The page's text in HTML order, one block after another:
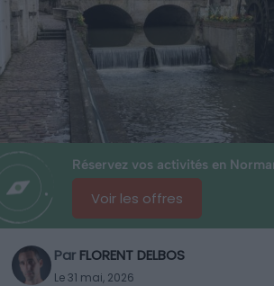
Réservez vos activités en
Voir les offres
Par FLORENT DELBOS
Le 31 mai, 2026